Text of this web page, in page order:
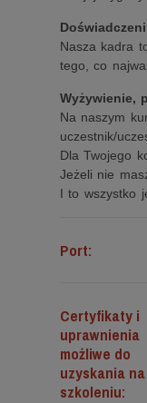
Nasza kadra
tego, co
Wyżywienie,
Na naszym
uczestnik/
Dla Twojego
Jeżeli nie
I to wszystko
Port:
Certyfikaty i
uprawnienia
możliwe do
uzyskania na
szkoleniu: